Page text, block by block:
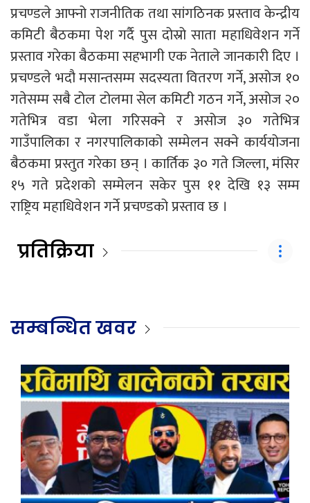
प्रचण्डले आफ्नो राजनीतिक तथा सांगठिनक प्रस्ताव केन्द्रीय
कमिटी बैठकमा पेश गर्दै पुस दोस्रो साता महाधिवेशन गर्ने
प्रस्ताव गरेका बैठकमा सहभागी एक नेताले जानकारी दिए ।
प्रचण्डले भदौ मसान्तसम्म सदस्यता वितरण गर्ने, असोज १०
गतेसम्म सबै टोल टोलमा सेल कमिटी गठन गर्ने, असोज २०
गतेभित्र वडा भेला गरिसक्ने र असोज ३० गतेभित्र
गाउँपालिका र नगरपालिकाको सम्मेलन सक्ने कार्ययोजना
बैठकमा प्रस्तुत गरेका छन् । कार्तिक ३० गते जिल्ला, मंसिर
१५ गते प्रदेशको सम्मेलन सकेर पुस ११ देखि १३ सम्म
राष्ट्रिय महाधिवेशन गर्ने प्रचण्डको प्रस्ताव छ ।
प्रतिक्रिया
सम्बन्धित खवर